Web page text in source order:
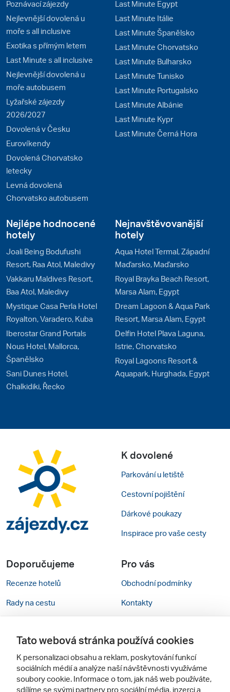
Poznávací zájezdy
Nejlevnější dovolená u
moře s all inclusive
Exotika s přímým letem
Last Minute s all inclusive
Nejlevnější dovolená u
moře autobusem
Lyžařské zájezdy
2026/2027
Dovolená v Česku
Eurovíkendy
Dovolená Chorvatsko
letecky
Levná dovolená
Chorvatsko autobusem
Last Minute Egypt
Last Minute Itálie
Last Minute Španělsko
Last Minute Chorvatsko
Last Minute Bulharsko
Last Minute Tunisko
Last Minute Portugalsko
Last Minute Albánie
Last Minute Kypr
Last Minute Černá Hora
Nejlépe hodnocené
hotely
Joali Being Bodufushi
Resort, Raa Atol, Maledivy
Vakkaru Maldives Resort,
Baa Atol, Maledivy
Mystique Casa Perla Hotel
Royalton, Varadero, Kuba
Iberostar Grand Portals
Nous Hotel, Mallorca,
Španělsko
Sani Dunes Hotel,
Chalkidiki, Řecko
Nejnavštěvovanější
hotely
Aqua Hotel Termal, Západní
Maďarsko, Maďarsko
Royal Brayka Beach Resort,
Marsa Alam, Egypt
Dream Lagoon & Aqua Park
Resort, Marsa Alam, Egypt
Delfin Hotel Plava Laguna,
Istrie, Chorvatsko
Royal Lagoons Resort &
Aquapark, Hurghada, Egypt
K dovolené
Parkování u letiště
Cestovní pojištění
Dárkové poukazy
Inspirace pro vaše cesty
Doporučujeme
Recenze hotelů
Rady na cestu
Zájazdy.sk
Pro vás
Obchodní podmínky
Kontakty
Mobilní verze webu
Sledujte nás
Tato webová stránka používá cookies
K personalizaci obsahu a reklam, poskytování funkcí
sociálních médií a analýze naší návštěvnosti využíváme
soubory cookie. Informace o tom, jak náš web používáte,
sdílíme se svými partnery pro sociální média, inzerci a